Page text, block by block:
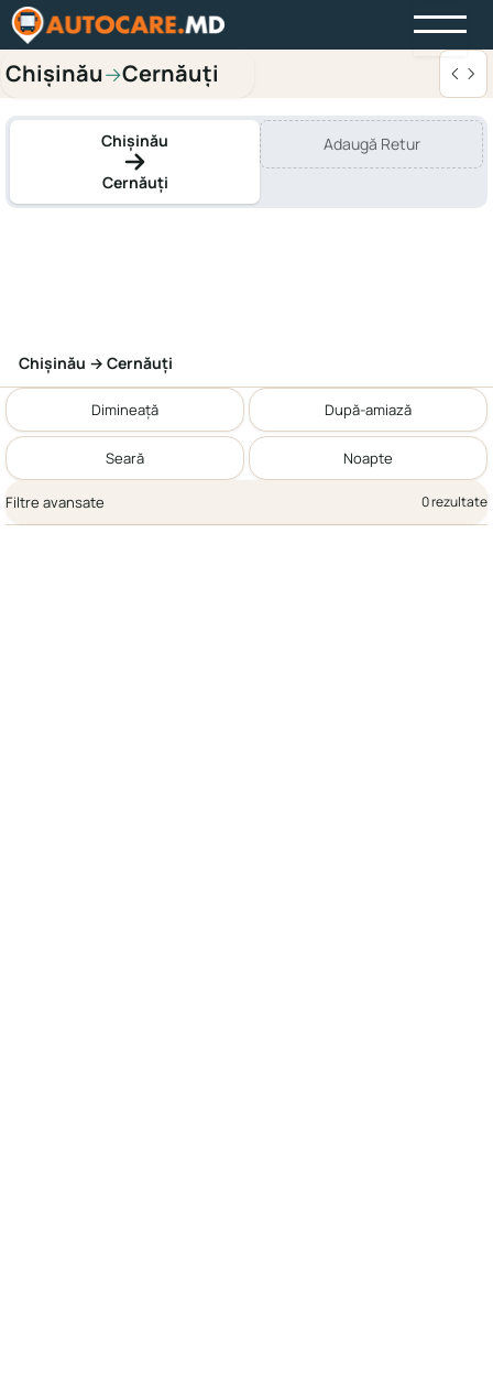
Chișinău→Cernăuți
Chișinău
Cernăuți
Adaugă Retur
Chișinău → Cernăuți
Dimineață După-amiază
Seară Noapte
Filtre avansate 0 rezultate